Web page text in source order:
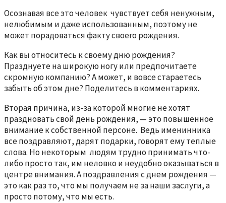
Осознавая все это человек чувствует себя ненужным,
нелюбимым и даже использованным, поэтому не
может порадоваться факту своего рождения.
Как вы относитесь к своему дню рождения?
Празднуете на широкую ногу или предпочитаете
скромную компанию? А может, и вовсе стараетесь
забыть об этом дне? Поделитесь в комментариях.
Вторая причина, из-за которой многие не хотят
праздновать свой день рождения, — это повышенное
внимание к собственной персоне. Ведь именинника
все поздравляют, дарят подарки, говорят ему теплые
слова. Но некоторым людям трудно принимать что-
либо просто так, им неловко и неудобно оказываться в
центре внимания. А поздравления с днем рождения —
это как раз то, что мы получаем не за наши заслуги, а
просто потому, что мы есть.